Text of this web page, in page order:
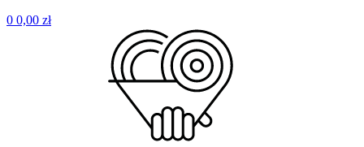
0 0,00 zł